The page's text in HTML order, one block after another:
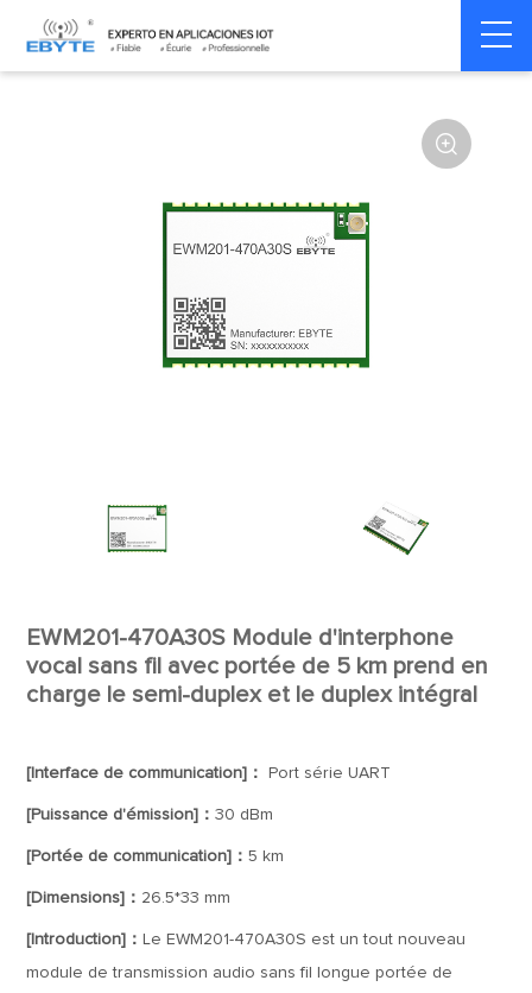
Home > Module > Transmission Audio

EWM201-470A30S Module d'interphone
vocal sans fil avec portée de 5 km prend en
charge le semi-duplex et le duplex intégral
[Interface de communication]： Port série UART
[Puissance d'émission]：30 dBm
[Portée de communication]：5 km
[Dimensions]： 26.5*33 mm
[Introduction]： Le EWM201-470A30S est un tout nouveau
module de transmission audio sans fil longue portée de